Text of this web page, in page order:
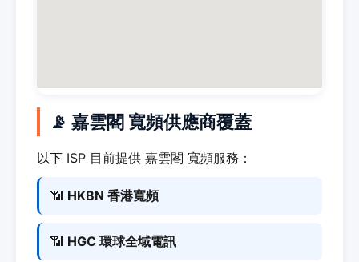
📡 嘉雲閣 寬頻供應商覆蓋
以下 ISP 目前提供 嘉雲閣 寬頻服務：
📶 HKBN 香港寬頻
📶 HGC 環球全域電訊